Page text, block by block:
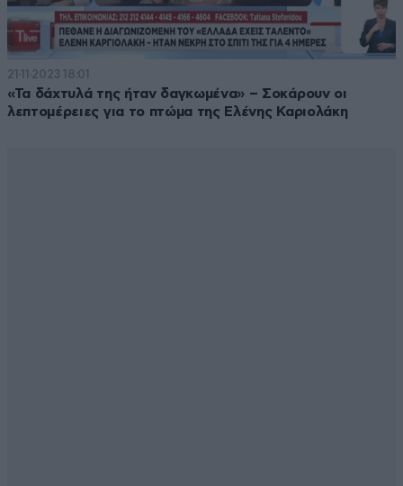
21·11·2023 18:01
«Τα δάχτυλά της ήταν δαγκωμένα» – Σοκάρουν οι
λεπτομέρειες για το πτώμα της Ελένης Καριολάκη